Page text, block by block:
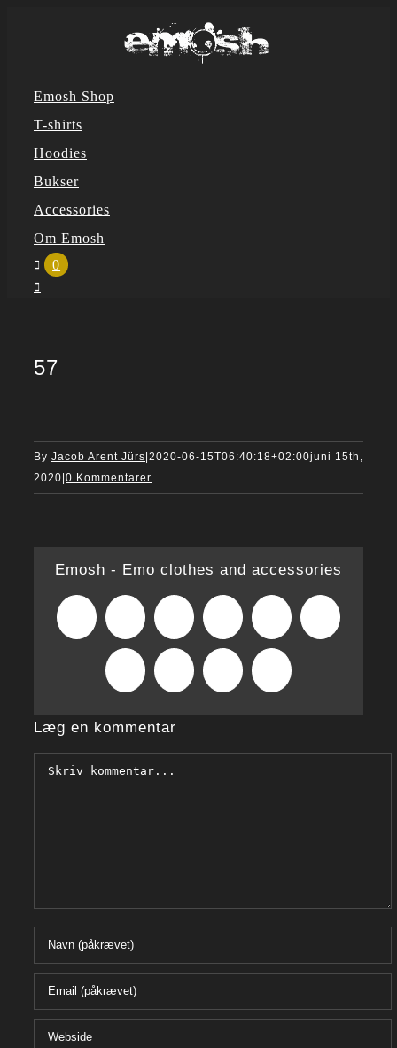
Emosh Shop
T-shirts
Hoodies
Bukser
Accessories
Om Emosh
0
57
By Jacob Arent Jürs 2020-06-15T06:40:18+02:00juni 15th,
2020 0 Kommentarer
Emosh - Emo clothes and accessories
Facebook Reddit LinkedIn WhatsAppTumblr
Pinterest Xing
mail
Læg en kommentar
Comment